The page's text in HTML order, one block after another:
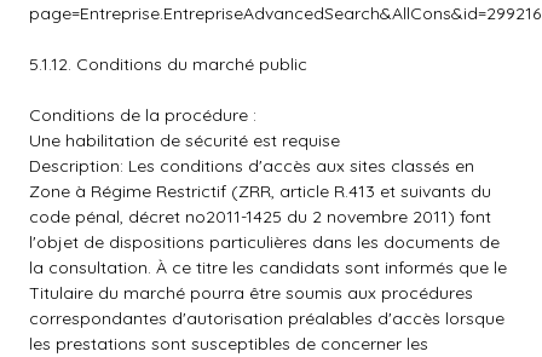
5.1.12. Conditions du marché public
Conditions de la procédure :
Une habilitation de sécurité est requise
Description: Les conditions d'accès aux sites classés en
Zone à Régime Restrictif (ZRR, article R.413 et suivants du
code pénal, décret no2011-1425 du 2 novembre 2011) font
l'objet de dispositions particulières dans les documents de
la consultation. À ce titre les candidats sont informés que le
Titulaire du marché pourra être soumis aux procédures
correspondantes d'autorisation préalables d'accès lorsque
les prestations sont susceptibles de concerner les